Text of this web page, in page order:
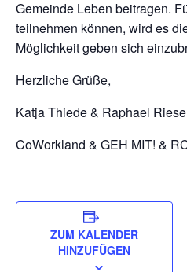
Gemeinde Leben beitragen.
teilnehmen können, wird es
Möglichkeit geben sich
Herzliche Grüße,
Katja Thiede & Raphael
CoWorkland & GEH MIT! &
ZUM KALENDER
HINZUFÜGEN